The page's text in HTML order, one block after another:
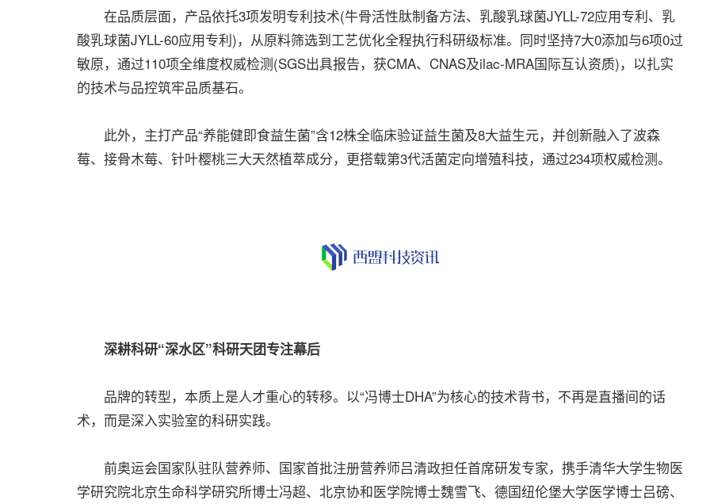
在品质层面，产品依托3项发明专利技术(牛骨活性肽制备方法、乳酸乳球菌JYLL-72应用专利、乳
酸乳球菌JYLL-60应用专利)，从原料筛选到工艺优化全程执行科研级标准。同时坚持7大0添加与6项0过
敏原，通过110项全维度权威检测(SGS出具报告，获CMA、CNAS及ilac-MRA国际互认资质)，以扎实
的技术与品控筑牢品质基石。
此外，主打产品“养能健即食益生菌”含12株全临床验证益生菌及8大益生元，并创新融入了波森
莓、接骨木莓、针叶樱桃三大天然植萃成分，更搭载第3代活菌定向增殖科技，通过234项权威检测。
深耕科研“深水区”科研天团专注幕后
品牌的转型，本质上是人才重心的转移。以“冯博士DHA”为核心的技术背书，不再是直播间的话
术，而是深入实验室的科研实践。
前奥运会国家队驻队营养师、国家首批注册营养师吕清政担任首席研发专家，携手清华大学生物医
学研究院北京生命科学研究所博士冯超、北京协和医学院博士魏雪飞、德国纽伦堡大学医学博士吕磅、